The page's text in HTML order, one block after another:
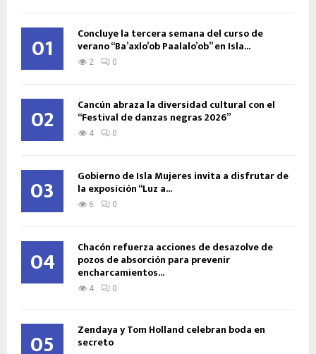
01 Concluye la tercera semana del curso de
verano “Ba’axlo’ob Paalalo’ob” en Isla...
2 0
02 Cancún abraza la diversidad cultural con el
“Festival de danzas negras 2026”
4 0
03 Gobierno de Isla Mujeres invita a disfrutar de
la exposición “Luz a...
6 0
04 Chacón refuerza acciones de desazolve de
pozos de absorción para prevenir
encharcamientos...
4 0
05 Zendaya y Tom Holland celebran boda en
secreto